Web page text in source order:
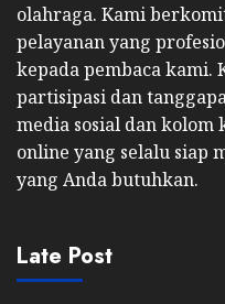
olahraga. Kami
pelayanan yang
kepada pembaca kami.
partisipasi dan
media sosial dan
online yang selalu siap
yang Anda butuhkan.
Late Post